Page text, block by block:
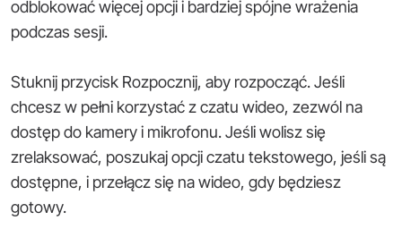
odblokować więcej opcji i bardziej spójne wrażenia
podczas sesji.
Stuknij przycisk Rozpocznij, aby rozpocząć. Jeśli
chcesz w pełni korzystać z czatu wideo, zezwól na
dostęp do kamery i mikrofonu. Jeśli wolisz się
zrelaksować, poszukaj opcji czatu tekstowego, jeśli są
dostępne, i przełącz się na wideo, gdy będziesz
gotowy.